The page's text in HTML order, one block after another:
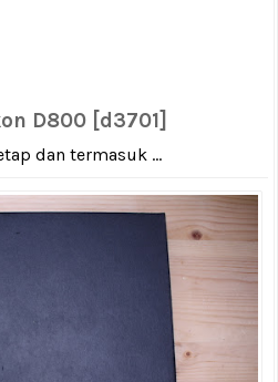
D800 [d3701]
dan termasuk ...